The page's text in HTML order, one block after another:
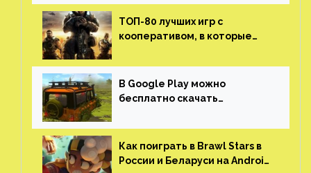
трейлер и скриншоты
ТОП-80 лучших игр с
кооперативом, в которые
(никаких MMO)
В Google Play можно
бесплатно скачать
открытым миром, прокачкой,
гонками и тюнингом машины
Как поиграть в Brawl Stars в
России и Беларуси на Android